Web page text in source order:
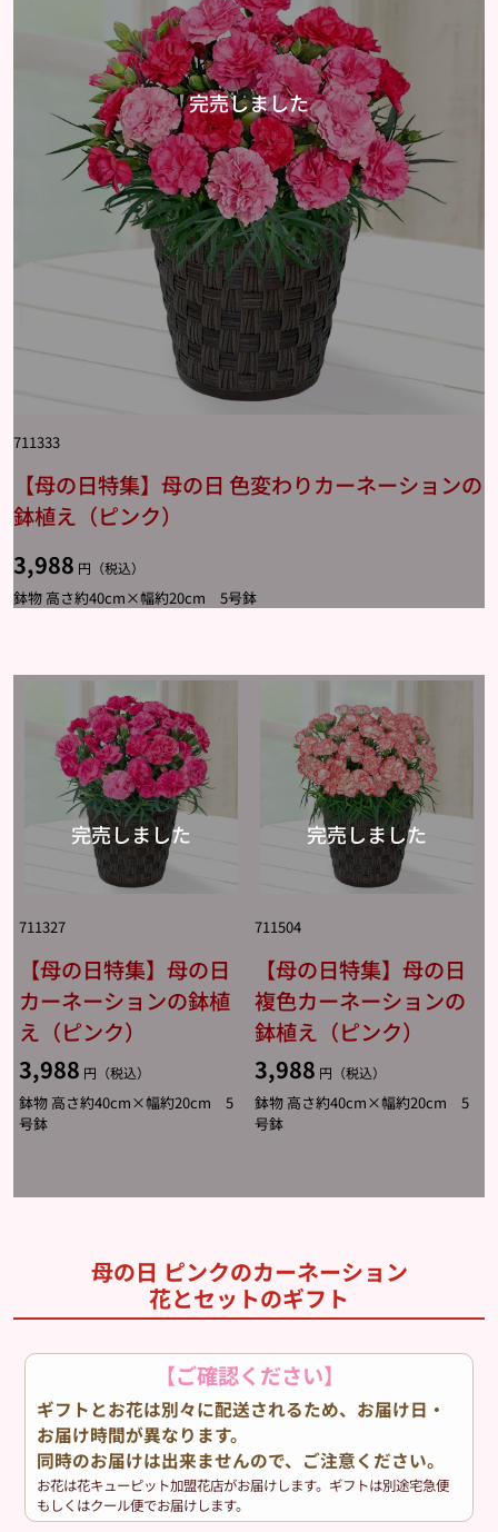
711333
【母の日特集】母の日 色変わりカーネーションの
鉢植え（ピンク）
3,988 円（税込）
鉢物 高さ約40cm×幅約20cm 5号鉢
711327
【母の日特集】母の日
カーネーションの鉢植
え（ピンク）
3,988 円（税込）
鉢物 高さ約40cm×幅約20cm 5
号鉢
711504
【母の日特集】母の日
複色カーネーションの
鉢植え（ピンク）
3,988 円（税込）
鉢物 高さ約40cm×幅約20cm 5
号鉢
母の日 ピンクのカーネーション
花とセットのギフト
【ご確認ください】
ギフトとお花は別々に配送されるため、お届け日・
お届け時間が異なります。
同時のお届けは出来ませんので、ご注意ください。
お花は花キューピット加盟花店がお届けします。ギフトは別途宅急便
もしくはクール便でお届けします。